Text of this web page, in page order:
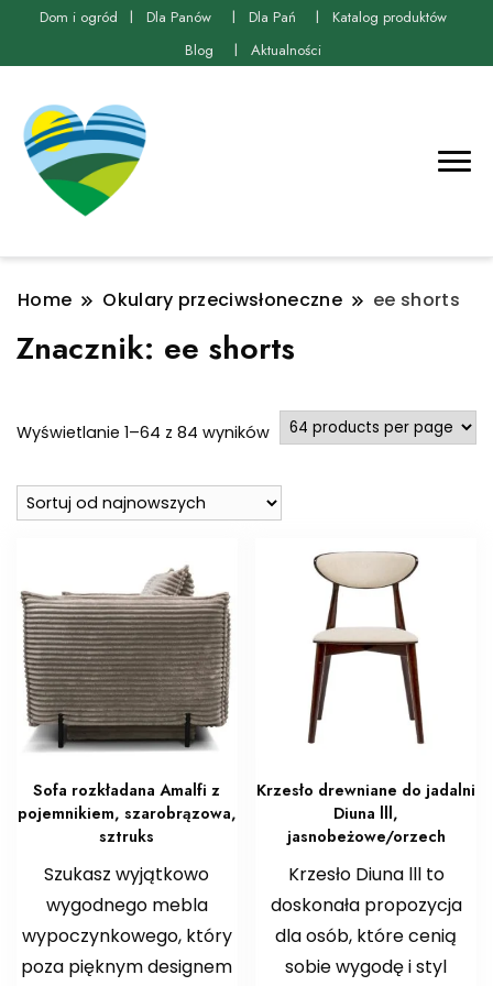
Dom i ogród Dla Panów Dla Pań
Katalog produktów
Blog
Aktualności
Home Okulary przeciwsłoneczne ee shorts
Znacznik: ee shorts
Wyświetlanie 1–64 z 84 wynikówPosortowane
najnowszych
Sofa rozkładana Amalfi z
pojemnikiem, szarobrązowa,
sztruks
Szukasz wyjątkowo
wygodnego mebla
wypoczynkowego, który
poza pięknym designem
Krzesło drewniane do jadalni
Diuna lll,
jasnobeżowe/orzech
Krzesło Diuna lll to
doskonała propozycja
dla osób, które cenią
sobie wygodę i styl